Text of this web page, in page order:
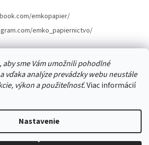
aby sme Vám umožnili pohodlné
vďaka analýze prevádzky webu neustále
výkon a použiteľnosť.Viac informácií
Nastavenie
v
k
v
p
i
s
u
emkopapier/
emko_papiernictvo/